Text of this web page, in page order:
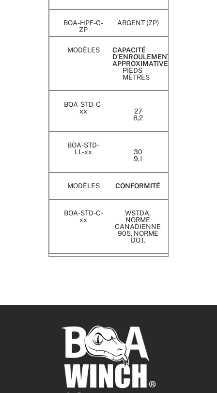
BOA-HPF-C-
ZP
ARGENT (ZP)
MODÈLES
CAPACITÉ
D’ENROULEMENT
APPROXIMATIVE
PIEDS
MÈTRES
BOA-STD-C-
xx
27
8,2
BOA-STD-
LL-xx
30
9,1
MODÈLES CONFORMITÉ
BOA-STD-C-
xx
WSTDA,
NORME
CANADIENNE
905, NORME
DOT.